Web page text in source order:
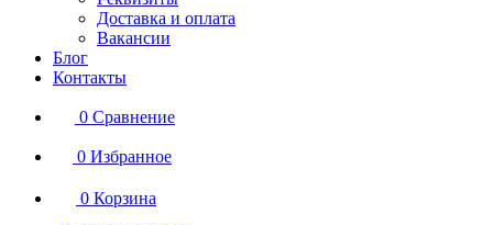
Доставка и оплата
Вакансии
Блог
Контакты
0 Сравнение
0 Избранное
0 Корзина